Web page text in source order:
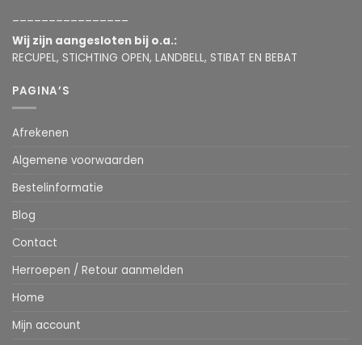
Wij zijn aangesloten bij o.a.:
RECUPEL, STICHTING OPEN, LANDBELL, STIBAT EN BEBAT
PAGINA’S
Afrekenen
Algemene voorwaarden
Bestelinformatie
Blog
Contact
Herroepen / Retour aanmelden
Home
Mijn account